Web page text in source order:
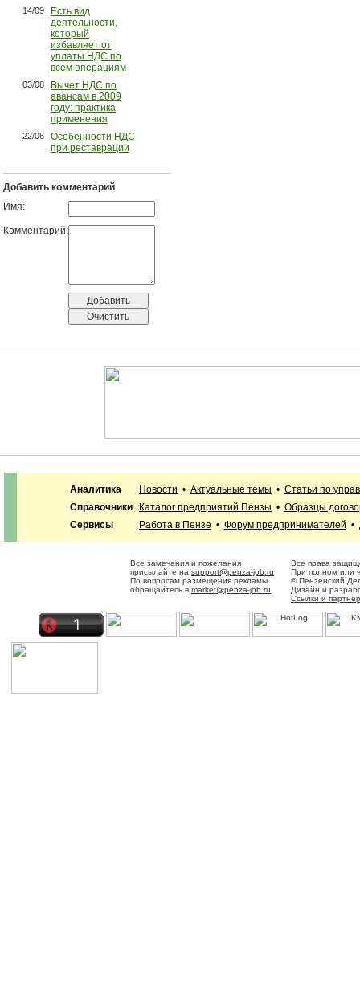
14/09
Есть вид
деятельности,
который
избавляет от
уплаты НДС по
всем операциям
03/08
Вычет НДС по
авансам в 2009
году: практика
применения
22/06
Особенности НДС
при реставрации
Добавить комментарий
Имя:
Комментарий:
Аналитика Новости • Актуальные темы • Статьи по
Справочники
Каталог предприятий Пензы • Образцы
Сервисы
Работа в Пензе • Форум предпринимателей •
Все замечания и пожелания
присылайте на support@penza-job.ru
По вопросам размещения рекламы
обращайтесь в market@penza-job.ru
Все права
При полном или
© Пензенский
Дизайн и
Ссылки и